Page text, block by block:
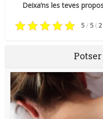
Deixa’ns les teves
5/ 5 (2